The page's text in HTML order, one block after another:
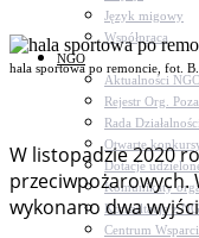
Język migowy
Współpraca
NGO
Aktualności
Rejestr Org.
Rada
Otwarte
Dotacje
Komunikaty
Konsultacje z
Centrum
hala sportowa po remoncie, fot.
W listopadzie 2020
wykonano dwa